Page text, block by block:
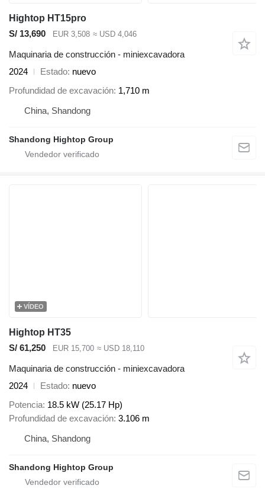
Hightop HT15pro
S/ 13,690
EUR 3,508 ≈ USD 4,046
Maquinaria de construcción - miniexcavadora
2024
Estado nuevo
Profundidad de excavación 1,710 m
China, Shandong
Shandong Hightop Group
VÍDEO
Hightop HT35
S/ 61,250
EUR 15,700 ≈ USD 18,110
Maquinaria de construcción - miniexcavadora
2024
Estado nuevo
Potencia 18.5 kW (25.17 Hp)
Profundidad de excavación 3.106 m
China, Shandong
Shandong Hightop Group